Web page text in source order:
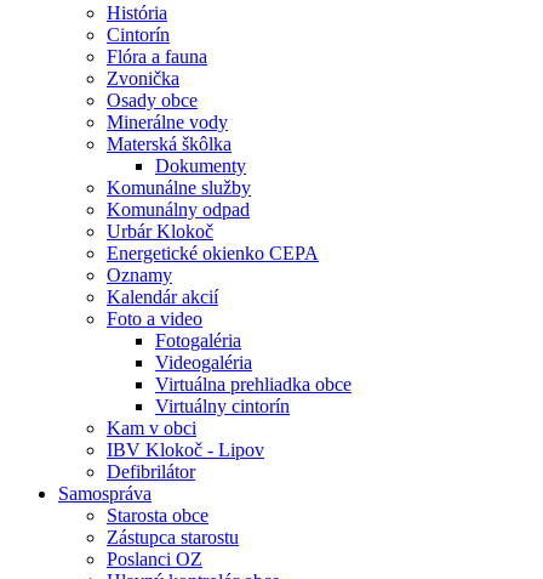
História
Cintorín
Flóra a fauna
Zvonička
Osady obce
Minerálne vody
Materská škôlka
Dokumenty
Komunálne služby
Komunálny odpad
Urbár Klokoč
Energetické okienko CEPA
Oznamy
Kalendár akcií
Foto a video
Fotogaléria
Videogaléria
Virtuálna prehliadka obce
Virtuálny cintorín
Kam v obci
IBV Klokoč - Lipov
Defibrilátor
Samospráva
Starosta obce
Zástupca starostu
Poslanci OZ